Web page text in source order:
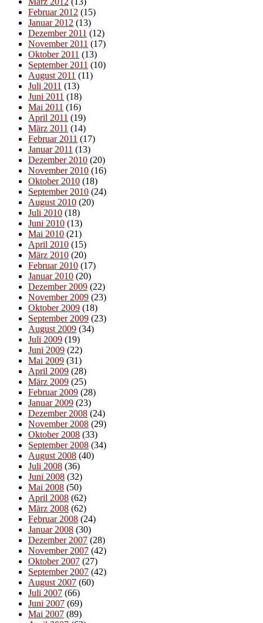
Februar 2012 (15)
Januar 2012 (13)
Dezember 2011 (12)
November 2011 (17)
Oktober 2011 (13)
September 2011 (10)
August 2011 (11)
Juli 2011 (13)
Juni 2011 (18)
Mai 2011 (16)
April 2011 (19)
März 2011 (14)
Februar 2011 (17)
Januar 2011 (13)
Dezember 2010 (20)
November 2010 (16)
Oktober 2010 (18)
September 2010 (24)
August 2010 (20)
Juli 2010 (18)
Juni 2010 (13)
Mai 2010 (21)
April 2010 (15)
März 2010 (20)
Februar 2010 (17)
Januar 2010 (20)
Dezember 2009 (22)
November 2009 (23)
Oktober 2009 (18)
September 2009 (23)
August 2009 (34)
Juli 2009 (19)
Juni 2009 (22)
Mai 2009 (31)
April 2009 (28)
März 2009 (25)
Februar 2009 (28)
Januar 2009 (23)
Dezember 2008 (24)
November 2008 (29)
Oktober 2008 (33)
September 2008 (34)
August 2008 (40)
Juli 2008 (36)
Juni 2008 (32)
Mai 2008 (50)
April 2008 (62)
März 2008 (62)
Februar 2008 (24)
Januar 2008 (30)
Dezember 2007 (28)
November 2007 (42)
Oktober 2007 (27)
September 2007 (42)
August 2007 (60)
Juli 2007 (66)
Juni 2007 (69)
Mai 2007 (89)